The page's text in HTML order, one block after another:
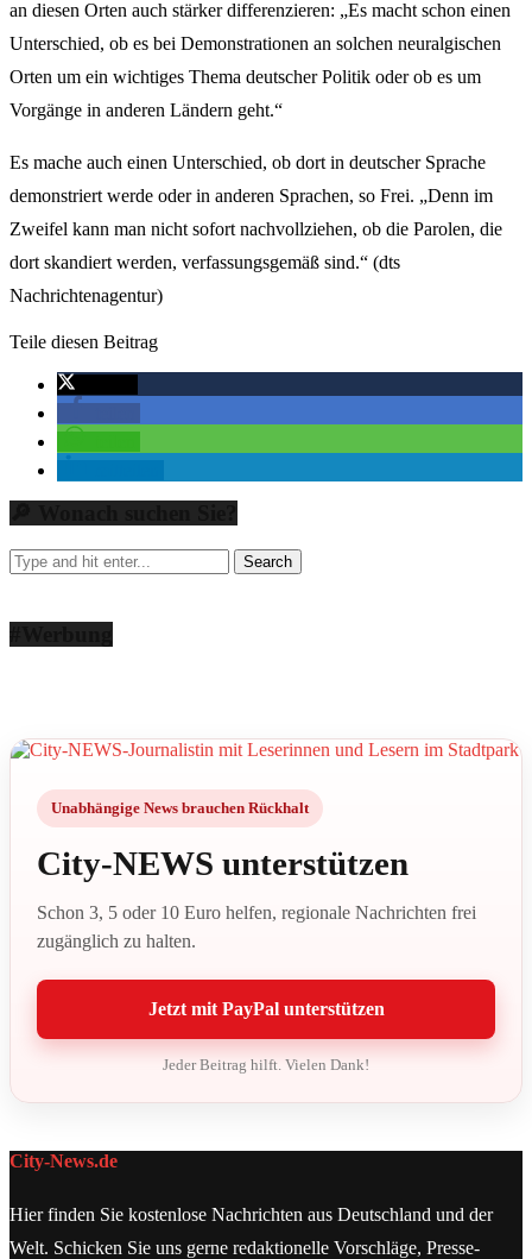
an diesen Orten auch stärker differenzieren: „Es macht schon einen
Unterschied, ob es bei Demonstrationen an solchen neuralgischen
Orten um ein wichtiges Thema deutscher Politik oder ob es um
Vorgänge in anderen Ländern geht.“
Es mache auch einen Unterschied, ob dort in deutscher Sprache
demonstriert werde oder in anderen Sprachen, so Frei. „Denn im
Zweifel kann man nicht sofort nachvollziehen, ob die Parolen, die
dort skandiert werden, verfassungsgemäß sind.“ (dts
Nachrichtenagentur)
Teile diesen Beitrag
Unabhängige News brauchen Rückhalt
City-NEWS unterstützen
Schon 3, 5 oder 10 Euro helfen, regionale Nachrichten frei
zugänglich zu halten.
Jetzt mit PayPal unterstützen
Jeder Beitrag hilft. Vielen Dank!
City-News.de
Hier finden Sie kostenlose Nachrichten aus Deutschland und der
Welt. Schicken Sie uns gerne redaktionelle Vorschläge, Presse-